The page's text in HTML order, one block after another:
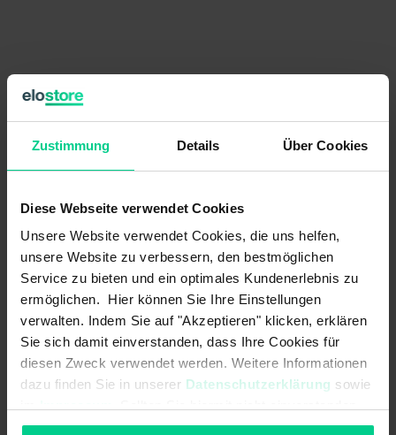
Zustimmung Details Über Cookies
Diese Webseite verwendet Cookies
Unsere Website verwendet Cookies, die uns helfen,
unsere Website zu verbessern, den bestmöglichen
Service zu bieten und ein optimales Kundenerlebnis zu
ermöglichen. Hier können Sie Ihre Einstellungen
verwalten. Indem Sie auf "Akzeptieren" klicken, erklären
Sie sich damit einverstanden, dass Ihre Cookies für
diesen Zweck verwendet werden. Weitere Informationen
dazu finden Sie in unserer Datenschutzerklärung sowie
sein, können Sie die Verwendung von Cookies hier
par pièce 116,22 €
Prix HT, frais de livraison en sus
Quantité Prix unitaire
À partir de 25 pièces 104,60 €
- 10 %
À partir de 50 pièces
92,98 €
- 20 %
À partir de 100 pièces
81,35 € - 30 %